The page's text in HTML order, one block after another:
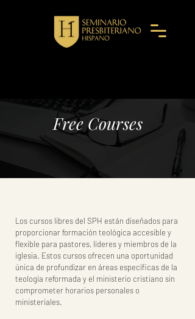
Free Courses
Los cursos libres del SPH están diseñados para
proporcionar formación teológica accesible y
flexible para pastores, líderes y miembros de la
iglesia. Estos cursos ofrecen una oportunidad
única de profundizar en áreas específicas de la
teología reformada y el ministerio cristiano sin
comprometer horarios personales o
ministeriales.